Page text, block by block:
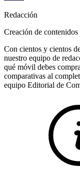
Redacción
Creación de contenidos
Con cientos y cientos
nuestro equipo de
qué móvil debes
comparativas al
equipo Editorial de